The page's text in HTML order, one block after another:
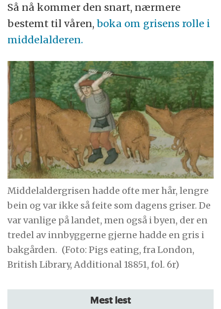
Så nå kommer den snart, nærmere
bestemt til våren,boka om grisens rolle i
middelalderen.
Middelaldergrisen hadde ofte mer hår, lengre
bein og var ikke så feite som dagens griser. De
var vanlige på landet, men også i byen, der en
tredel av innbyggerne gjerne hadde en gris i
bakgården. (Foto: Pigs eating, fra London,
British Library, Additional 18851, fol. 6r)
Mest lest